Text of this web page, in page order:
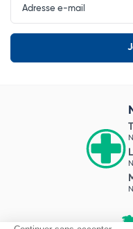
Newsletter